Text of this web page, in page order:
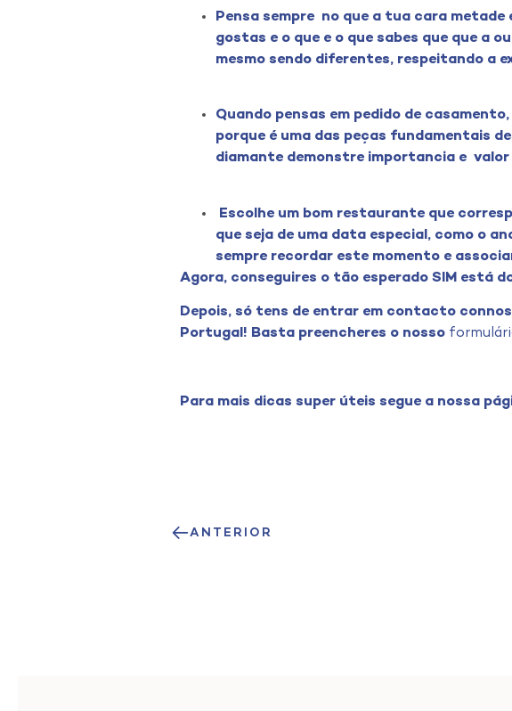
Pensa sempre no que a tua cara metade
gostas e o que e o que sabes que que a
mesmo sendo diferentes, respeitando a
Quando pensas em pedido de
porque é uma das peças fundamentais
diamante demonstre importancia e
Escolhe um bom restaurante que
que seja de uma data especial, como o
sempre recordar este momento e
Agora, conseguires o tão esperado SIM está
Depois, só tens de entrar em contacto
Portugal! Basta preencheres o nosso
Para mais dicas super úteis segue a nossa
ANTERIOR